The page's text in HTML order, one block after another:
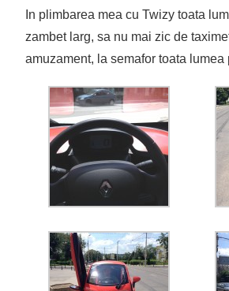
In plimbarea mea cu Twizy toata
zambet larg, sa nu mai zic de
amuzament, la semafor toata